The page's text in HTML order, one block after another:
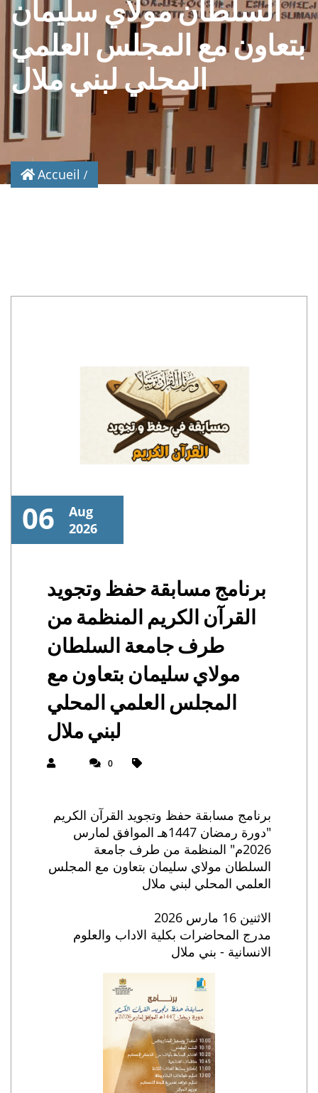
السلطان مولاي سليمان
بتعاون مع المجلس العلمي
المحلي لبني ملال
Accueil
06
Aug
2026
برنامج مسابقة حفظ وتجويد
القرآن الكريم المنظمة من
طرف جامعة السلطان
مولاي سليمان بتعاون مع
المجلس العلمي المحلي
لبني ملال
0
برنامج مسابقة حفظ وتجويد القرآن الكريم
"دورة رمضان 1447هـ الموافق لمارس
2026م" المنظمة من طرف جامعة
السلطان مولاي سليمان بتعاون مع المجلس
العلمي المحلي لبني ملال
الاثنين 16 مارس 2026
مدرج المحاضرات بكلية الاداب والعلوم
الانسانية - بني ملال